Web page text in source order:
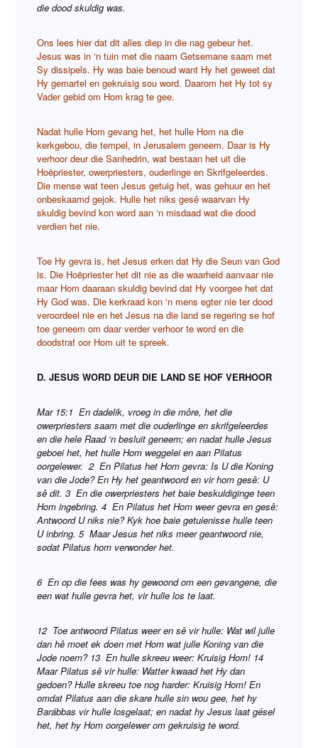
die dood skuldig was.
Ons lees hier dat dit alles diep in die nag gebeur het.
Jesus was in ‘n tuin met die naam Getsemane saam met
Sy dissipels. Hy was baie benoud want Hy het geweet dat
Hy gemartel en gekruisig sou word. Daarom het Hy tot sy
Vader gebid om Hom krag te gee.
Nadat hulle Hom gevang het, het hulle Hom na die
kerkgebou, die tempel, in Jerusalem geneem. Daar is Hy
verhoor deur die Sanhedrin, wat bestaan het uit die
Hoëpriester, owerpriesters, ouderlinge en Skrifgeleerdes.
Die mense wat teen Jesus getuig het, was gehuur en het
onbeskaamd gejok. Hulle het niks gesê waarvan Hy
skuldig bevind kon word aan ‘n misdaad wat die dood
verdien het nie.
Toe Hy gevra is, het Jesus erken dat Hy die Seun van God
is. Die Hoëpriester het dit nie as die waarheid aanvaar nie
maar Hom daaraan skuldig bevind dat Hy voorgee het dat
Hy God was. Die kerkraad kon ‘n mens egter nie ter dood
veroordeel nie en het Jesus na die land se regering se hof
toe geneem om daar verder verhoor te word en die
doodstraf oor Hom uit te spreek.
D. JESUS WORD DEUR DIE LAND SE HOF VERHOOR
Mar 15:1 En dadelik, vroeg in die môre, het die
owerpriesters saam met die ouderlinge en skrifgeleerdes
en die hele Raad ‘n besluit geneem; en nadat hulle Jesus
geboei het, het hulle Hom weggelei en aan Pilatus
oorgelewer. 2 En Pilatus het Hom gevra: Is U die Koning
van die Jode? En Hy het geantwoord en vir hom gesê: U
sê dit. 3 En die owerpriesters het baie beskuldiginge teen
Hom ingebring. 4 En Pilatus het Hom weer gevra en gesê:
Antwoord U niks nie? Kyk hoe baie getuienisse hulle teen
U inbring. 5 Maar Jesus het niks meer geantwoord nie,
sodat Pilatus hom verwonder het.
6 En op die fees was hy gewoond om een gevangene, die
een wat hulle gevra het, vir hulle los te laat.
12 Toe antwoord Pilatus weer en sê vir hulle: Wat wil julle
dan hê moet ek doen met Hom wat julle Koning van die
Jode noem? 13 En hulle skreeu weer: Kruisig Hom! 14
Maar Pilatus sê vir hulle: Watter kwaad het Hy dan
gedoen? Hulle skreeu toe nog harder: Kruisig Hom! En
omdat Pilatus aan die skare hulle sin wou gee, het hy
Barábbas vir hulle losgelaat; en nadat hy Jesus laat gésel
het, het hy Hom oorgelewer om gekruisig te word.